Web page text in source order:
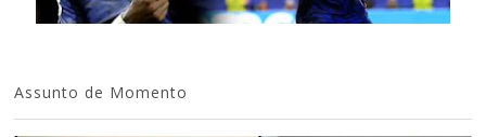
Assunto de Momento